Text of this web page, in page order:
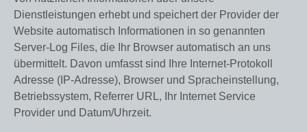
Dienstleistungen erhebt und speichert der Provider der
Website automatisch Informationen in so genannten
Server-Log Files, die Ihr Browser automatisch an uns
übermittelt. Davon umfasst sind Ihre Internet-Protokoll
Adresse (IP-Adresse), Browser und Spracheinstellung,
Betriebssystem, Referrer URL, Ihr Internet Service
Provider und Datum/Uhrzeit.